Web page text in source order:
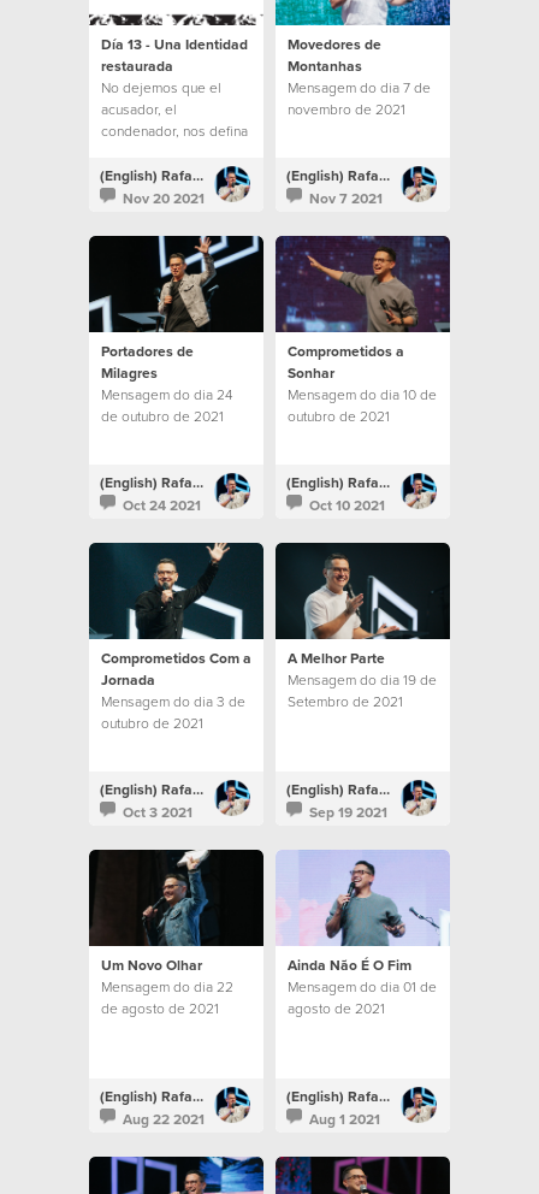
Día 13 - Una Identidad
restaurada
No dejemos que el
acusador, el
condenador, nos defina
(English) Rafael Bitencourt
Nov 20 2021
Movedores de
Montanhas
Mensagem do dia 7 de
novembro de 2021
(English) Rafael Bitencourt
Nov 7 2021
Portadores de
Milagres
Mensagem do dia 24
de outubro de 2021
(English) Rafael Bitencourt
Oct 24 2021
Comprometidos a
Sonhar
Mensagem do dia 10 de
outubro de 2021
(English) Rafael Bitencourt
Oct 10 2021
Comprometidos Com a
Jornada
Mensagem do dia 3 de
outubro de 2021
(English) Rafael Bitencourt
Oct 3 2021
A Melhor Parte
Mensagem do dia 19 de
Setembro de 2021
(English) Rafael Bitencourt
Sep 19 2021
Um Novo Olhar
Mensagem do dia 22
de agosto de 2021
(English) Rafael Bitencourt
Aug 22 2021
Ainda Não É O Fim
Mensagem do dia 01 de
agosto de 2021
(English) Rafael Bitencourt
Aug 1 2021